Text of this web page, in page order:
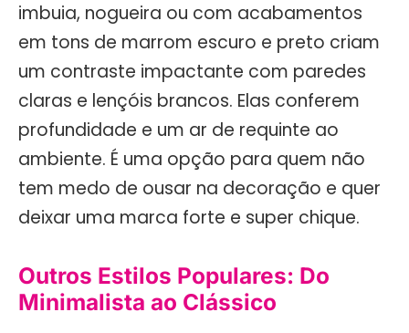
imbuia, nogueira ou com acabamentos
em tons de marrom escuro e preto criam
um contraste impactante com paredes
claras e lençóis brancos. Elas conferem
profundidade e um ar de requinte ao
ambiente. É uma opção para quem não
tem medo de ousar na decoração e quer
deixar uma marca forte e super chique.
Outros Estilos Populares: Do
Minimalista ao Clássico